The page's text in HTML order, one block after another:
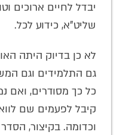
יבדל לחיים ארוכים
שליט"א, כידוע לכל.
לא כן בדיוק היתה
גם התלמידים וגם
כל כך מסודרים, ואם
קיבל לפעמים שם
וכדומה. בקיצור,